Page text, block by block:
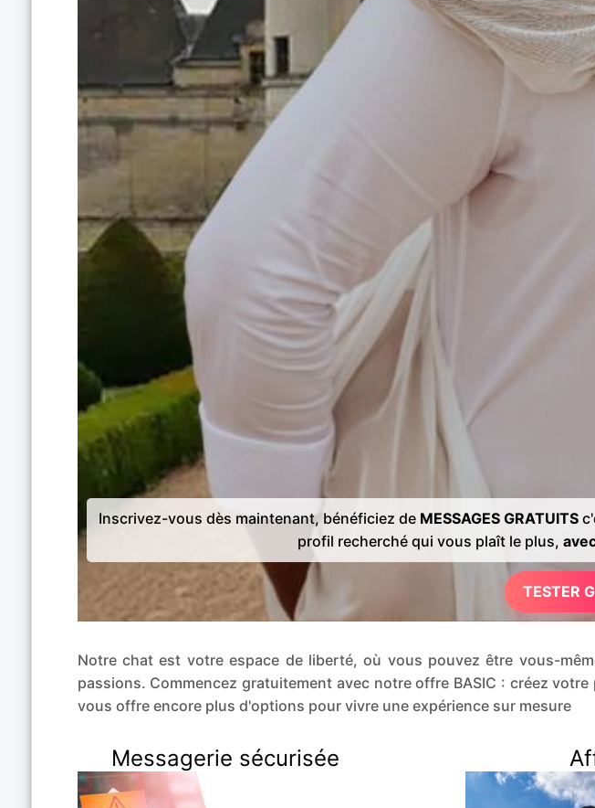
Inscrivez-vous dès maintenant, bénéficiez de MESSAGES GRATUITS
profil recherché qui vous plaît le plus,
TESTER
Notre chat est votre espace de liberté, où vous pouvez être vous-
passions. Commencez gratuitement avec notre offre BASIC : créez
vous offre encore plus d'options pour vivre une expérience sur mesure
Messagerie sécurisée